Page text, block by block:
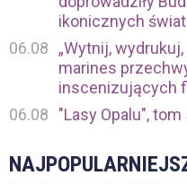
ikonicznych
06.08
„Wytnij,
marines
inscenizujących
06.08
"Lasy Opalu", tom